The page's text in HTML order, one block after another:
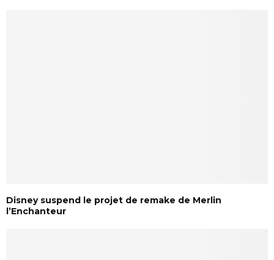
Disney suspend le projet de remake de Merlin
l’Enchanteur